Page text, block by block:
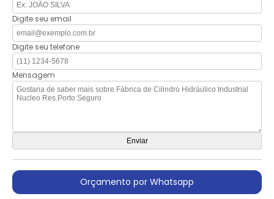
Digite seu email
Digite seu telefone
Mensagem
Orçamento por Whatsapp